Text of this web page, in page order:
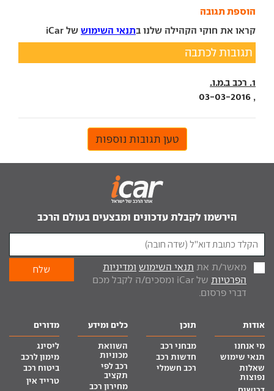
הוספת תגובה
קראו את חוקי הקהילה שלנו בתנאי השימוש של iCar
תגובות לכתבה
1. רכב ב.מ.ו.
, 03-03-2016
טען תגובות נוספות
הירשמו לקבלת עדכונים ומבצעים בעולם הרכב
מאשר/ת את תנאי השימוש ומדיניות
הפרטיות
של iCar ומסכים/ה לקבל מכם
דברי פרסום.
אודות
מי אנחנו
תנאי שימוש
שאלות
נפוצות
תוכן
מבחני רכב
חדשות רכב
רכב חשמלי
כלים ומידע
השוואת
מכוניות
רכב לפי
תקציב
מחירון רכב
מדורים
ליסינג
מימון לרכב
ביטוח רכב
טרייד אין